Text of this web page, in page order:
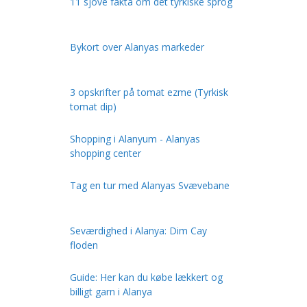
Bykort over Alanyas markeder
3 opskrifter på tomat ezme (Tyrkisk
tomat dip)
Shopping i Alanyum - Alanyas
shopping center
Tag en tur med Alanyas Svævebane
Seværdighed i Alanya: Dim Cay
floden
Guide: Her kan du købe lækkert og
billigt garn i Alanya